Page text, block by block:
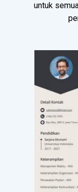
untuk